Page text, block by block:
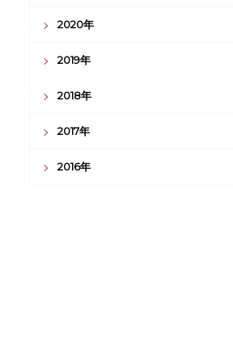
2020年
2019年
2018年
2017年
2016年